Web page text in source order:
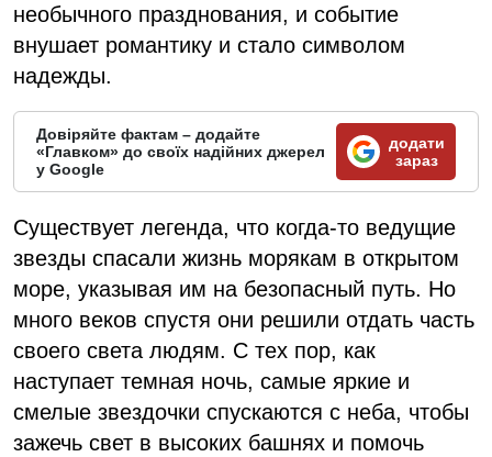
необычного празднования, и событие
внушает романтику и стало символом
надежды.
Довіряйте фактам – додайте
«Главком» до своїх надійних джерел
у Google
додати
зараз
Существует легенда, что когда-то ведущие
звезды спасали жизнь морякам в открытом
море, указывая им на безопасный путь. Но
много веков спустя они решили отдать часть
своего света людям. С тех пор, как
наступает темная ночь, самые яркие и
смелые звездочки спускаются с неба, чтобы
зажечь свет в высоких башнях и помочь